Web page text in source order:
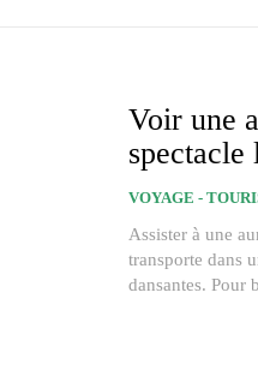
Voir une
VOYAGE -
Assister à une
transporte dans
dansantes. Pour